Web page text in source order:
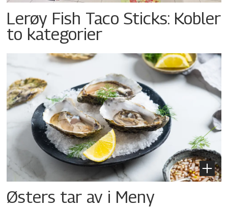
Lerøy Fish Taco Sticks: Kobler
to kategorier
Østers tar av i Meny